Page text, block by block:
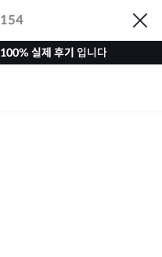
154
100% 실제 후기 입니다